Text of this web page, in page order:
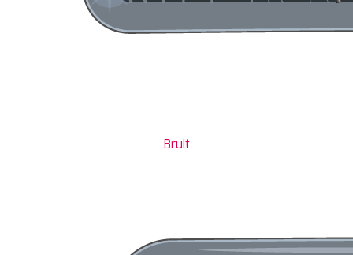
Bruit